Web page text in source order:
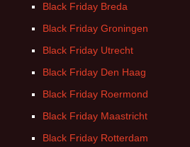
Black Friday Breda
Black Friday Groningen
Black Friday Utrecht
Black Friday Den Haag
Black Friday Roermond
Black Friday Maastricht
Black Friday Rotterdam